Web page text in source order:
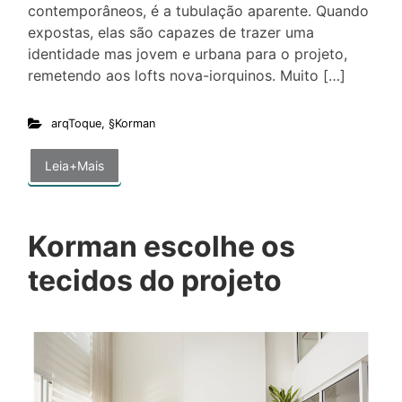
contemporâneos, é a tubulação aparente. Quando
expostas, elas são capazes de trazer uma
identidade mas jovem e urbana para o projeto,
remetendo aos lofts nova-iorquinos. Muito […]
arqToque, §Korman
Leia+Mais
Korman escolhe os
tecidos do projeto